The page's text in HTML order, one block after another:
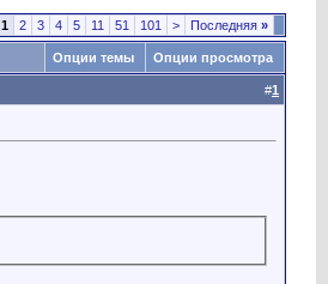
1 2 3 4 5 11 51 101 > Последняя »
Опции темы Опции просмотра
#1